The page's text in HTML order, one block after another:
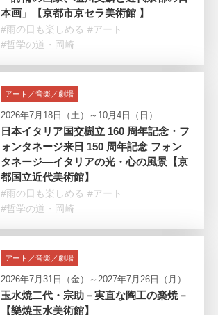
本画」【京都市京セラ美術館 】
#雨の日も楽しめる #アート
#哲学の道・岡崎
アート／音楽／劇場
2026年7月18日（土）～10月4日（日）
日本イタリア国交樹立 160 周年記念・フ
ォンタネージ来日 150 周年記念 フォン
タネージ—イタリアの光・心の風景【京
都国立近代美術館】
#雨の日も楽しめる #アート
#哲学の道・岡崎
アート／音楽／劇場
2026年7月31日（金）～2027年7月26日（月）
玉水焼二代・宗助－実直な陶工の楽焼－
【樂焼玉水美術館】